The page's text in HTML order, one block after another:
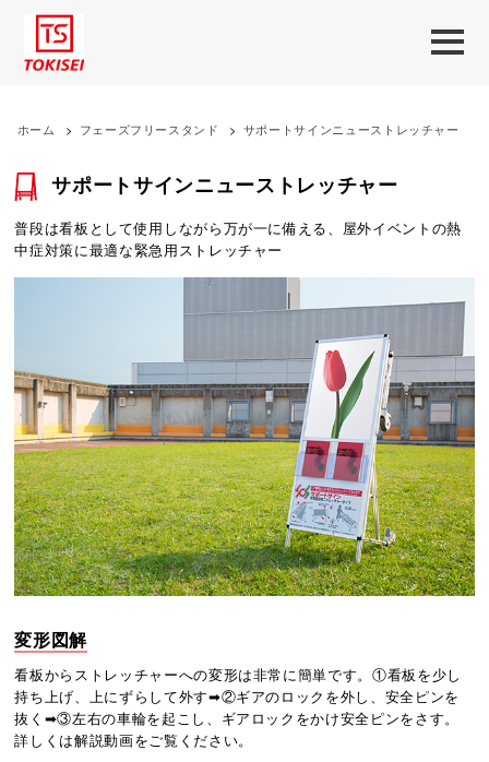
ホーム > フェーズフリースタンド > サポートサインニューストレッチャー
サポートサインニューストレッチャー
普段は看板として使用しながら万が一に備える、屋外イベントの熱
中症対策に最適な緊急用ストレッチャー
変形図解
看板からストレッチャーへの変形は非常に簡単です。①看板を少し
持ち上げ、上にずらして外す➡②ギアのロックを外し、安全ピンを
抜く➡③左右の車輪を起こし、ギアロックをかけ安全ピンをさす。
詳しくは解説動画をご覧ください。